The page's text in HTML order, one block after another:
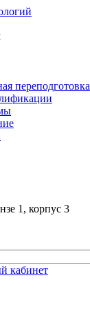
переподготовка
1, корпус 3
кабинет